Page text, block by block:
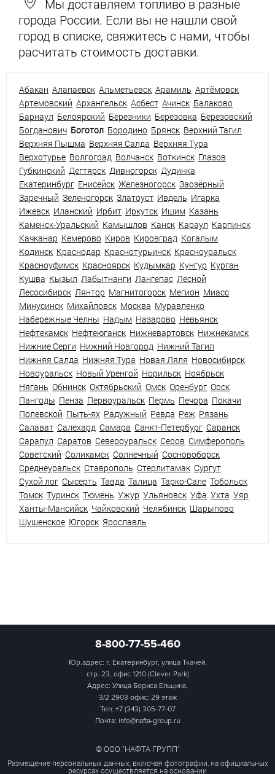
Мы доставляем топливо в разные
города России. Если вы не нашли свой
город в списке, свяжитесь с нами, чтобы
расчитать стоимость доставки.
Абакан Алапаевск Альметьевск Арамиль Артёмовск
Артемовский Архангельск Асбест Ачинск Балаково
Барнаул Белоярский Березники Березовка Березовский
Богданович Боготол Бородино Брянск Верхний Тагил
Верхняя Пышма Верхняя Салда Верхняя Тура
Верхотурье Волгоград Волчанск Воткинск Глазов
Губкинский Дегтярск Дивногорск Дудинка
Екатеринбург Енисейск Железногорск Заозёрный
Заречный Зеленогорск Златоуст Ивдель Игарка
Ижевск Иланский Ирбит Иркутск Ишим Казань
Каменск-Уральский Камышлов Канск Караул Карпинск
Качканар Кемерово Киров Кировград Когалым
Кодинск Краснодар Краснотурьинск Красноуральск
Красноуфимск Красноярск Кудымкар Кунгур Курган
Кушва Кызыл Лабытнанги Лангепас Лесной
Лесосибирск Лянтор Магнитогорск Мегион Миасс
Минусинск Михайловск Москва Муравленко
Набережные Челны Надым Назарово Невьянск
Нефтекамск Нефтеюганск Нижневартовск Нижнекамск
Нижние Серги Нижний Новгород Нижний Тагил
Нижняя Салда Нижняя Тура Новая Ляля Новосибирск
Новоуральск Новый Уренгой Норильск Ноябрьск
Нягань Обнинск Октябрьский Омск Оренбург Орск
Пангоды Пенза Первоуральск Пермь Печора Покачи
Полевской Пыть-ях Радужный Ревда Реж Рязань
Салават Салехард Самара Санкт-Петербург Саранск
Сарапул Саратов Североуральск Серов Симферополь
Советский Соликамск Солнечный Сосновоборск
Среднеуральск Ставрополь Стерлитамак Сургут
Сухой лог Сысерть Тавда Талица Тарко-Сале Тобольск
Томск Туринск Тюмень Ужур Ульяновск Уфа Ухта Уяр
Ханты-Мансийск Чайковский Челябинск Шарыпово
Шушенское Югорск Ярославль
8-800-77-55-460
Юр.адрес: г. Екатеринбург, улица Ткачей,
стр. 23, офис 1210 (Clever Park)
Адрес: Улица Бориса Ельцина,
3/2 2903 офис; 29 этаж
Тел: +7 (343) 305-77-07
Почта: info@nafta-group.ru
© ООО "НАФТА ГРУПП"
Размещение персональных данных, включая фотографии, на официальных
ресурсах осуществляется на основании